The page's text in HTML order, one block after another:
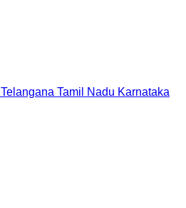
Telangana Tamil Nadu Karnataka